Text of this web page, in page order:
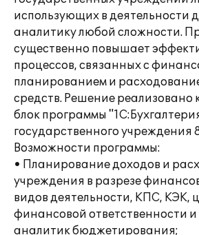
использующих в деятельности
аналитику любой сложности.
существенно повышает
процессов, связанных с
планированием и
средств. Решение реализовано
блок программы
государственного учреждения
Возможности программы:
• Планирование доходов и
учреждения в разрезе
видов деятельности, КПС, КЭК,
финансовой ответственности и
аналитик бюджетирования;